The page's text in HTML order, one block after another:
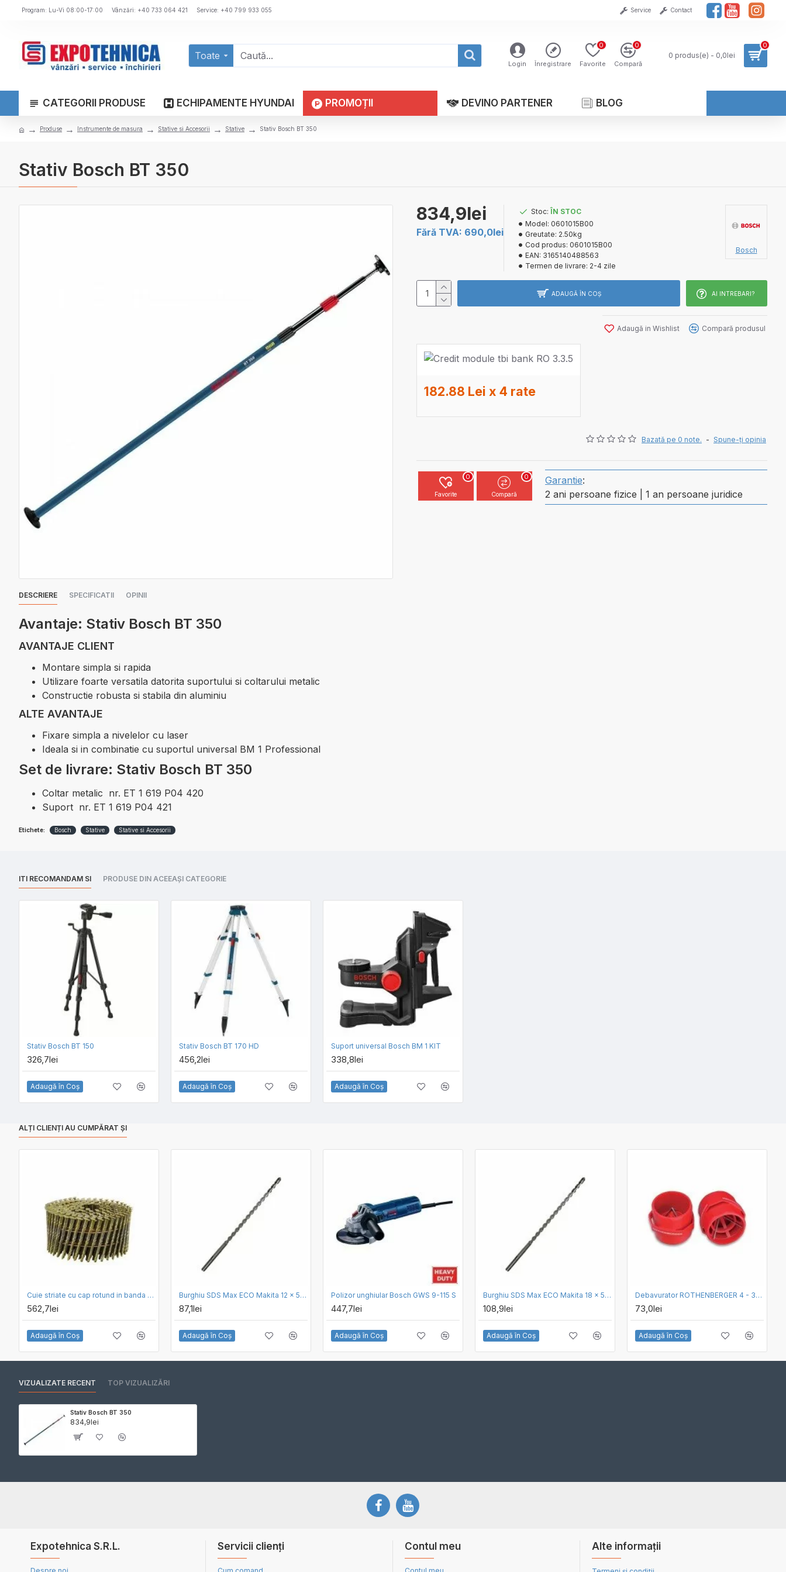
Program: Lu-Vi 08:00-17:00 Vânzări: +40 733 064 421 Service: +40 799 933 055 Service Contact
Toate
Login Înregistrare Favorite
0
Compară
0
0 produs(e) - 0,0lei
0
CATEGORII PRODUSE ECHIPAMENTE HYUNDAI PROMOȚII DEVINO PARTENER BLOG
Produse Instrumente de masura Stative si Accesorii Stative Stativ Bosch BT 350
Stativ Bosch BT 350
Bazată pe 0 note. - Spune-ţi opinia
834,9lei
Fără TVA: 690,0lei
Stoc: ÎN STOC
Model: 0601015B00
Greutate: 2.50kg
Cod produs: 0601015B00
EAN: 3165140488563
Termen de livrare: 2-4 zile
Bosch
ADAUGĂ ÎN COŞ AI INTREBARI?
Adaugă in Wishlist Compară produsul
182.88 Lei x 4 rate
Favorite
0
Compară
0 Garantie:
2 ani persoane fizice | 1 an persoane juridice
DESCRIERE SPECIFICATII OPINII
Avantaje: Stativ Bosch BT 350
AVANTAJE CLIENT
Montare simpla si rapida
Utilizare foarte versatila datorita suportului si coltarului metalic
Constructie robusta si stabila din aluminiu
ALTE AVANTAJE
Fixare simpla a nivelelor cu laser
Ideala si in combinatie cu suportul universal BM 1 Professional
Set de livrare: Stativ Bosch BT 350
Coltar metalic nr. ET 1 619 P04 420
Suport nr. ET 1 619 P04 421
Etichete: Bosch Stative Stative si Accesorii
ITI RECOMANDAM SI PRODUSE DIN ACEEAȘI CATEGORIE
Stativ Bosch BT 150
326,7lei
Adaugă în Coş
Stativ Bosch BT 170 HD
456,2lei
Adaugă în Coş
Suport universal Bosch BM 1 KIT
338,8lei
Adaugă în Coş
ALȚI CLIENȚI AU CUMPĂRAT ȘI
Cuie striate cu cap rotund in banda MAKITA 2.5x65mm
562,7lei
Adaugă în Coş
Burghiu SDS Max ECO Makita 12 x 540 x 400 mm
87,1lei
Adaugă în Coş
Polizor unghiular Bosch GWS 9-115 S
447,7lei
Adaugă în Coş
Burghiu SDS Max ECO Makita 18 x 540 x 400 mm
108,9lei
Adaugă în Coş
Debavurator ROTHENBERGER 4 - 36 mm
73,0lei
Adaugă în Coş
VIZUALIZATE RECENT TOP VIZUALIZĂRI
Stativ Bosch BT 350
834,9lei
Expotehnica S.R.L. Servicii clienți Contul meu Alte informații